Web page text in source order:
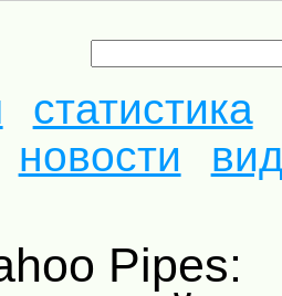
статистика
новости